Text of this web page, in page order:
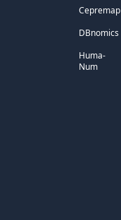
Cepremap
DBnomics
Huma-
Num